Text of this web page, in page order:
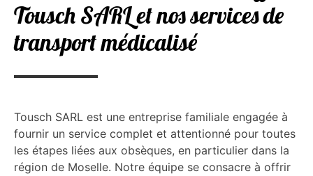
Tousch SARL et nos services de
transport médicalisé
Tousch SARL est une entreprise familiale engagée à
fournir un service complet et attentionné pour toutes
les étapes liées aux obsèques, en particulier dans la
région de Moselle. Notre équipe se consacre à offrir